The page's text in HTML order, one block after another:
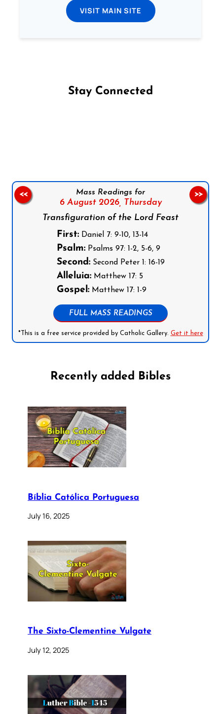
VISIT MAIN SITE
Stay Connected
Mass Readings for
6 August 2026, Thursday
Transfiguration of the Lord Feast
First:Daniel 7: 9-10, 13-14
Psalm:Psalms 97: 1-2, 5-6, 9
Second:Second Peter 1: 16-19
Alleluia:Matthew 17: 5
Gospel:Matthew 17: 1-9
FULL MASS READINGS
*This is a free service provided by Catholic Gallery. Get it here
<< >>
Recently added Bibles
Bíblia Católica Portuguesa
July 16, 2025
The Sixto-Clementine Vulgate
July 12, 2025